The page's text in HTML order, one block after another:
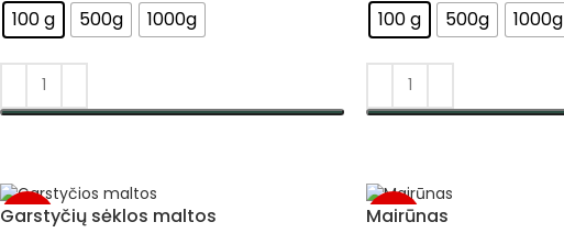
100 g 500g 1000g 100 g 500g 1000g
-5%
Garstyčių sėklos maltos -5%
Mairūnas